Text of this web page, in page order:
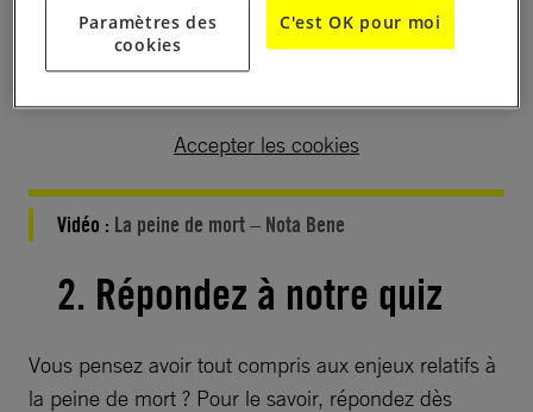
vous souhaitez lire la vidéo, vous devez
consentir aux cookies pour une publicité
ciblée en cliquant sur le bouton ci-dessous.
Accepter les cookies
Vidéo : La peine de mort – Nota Bene
2. Répondez à notre quiz
Vous pensez avoir tout compris aux enjeux relatifs à
la peine de mort ? Pour le savoir, répondez dès
Paramètres des
cookies
C'est OK pour moi